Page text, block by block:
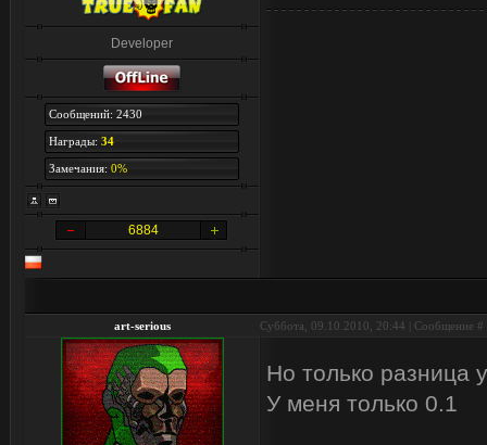
Developer
Сообщений: 2430
Награды: 34
Замечания: 0%
6884
art-serious Суббота, 09.10.2010, 20:44 | Сообщение #
Но только разница
У меня только 0.1